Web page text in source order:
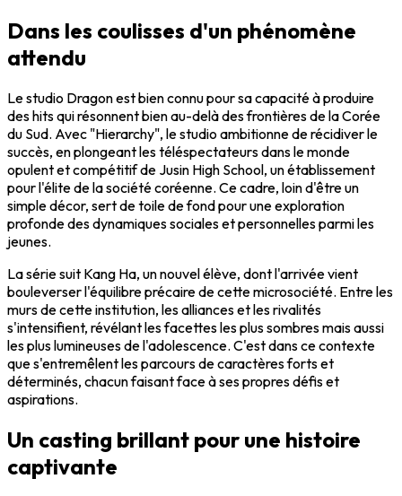
Dans les coulisses d'un phénomène
attendu
Le studio Dragon est bien connu pour sa capacité à produire
des hits qui résonnent bien au-delà des frontières de la Corée
du Sud. Avec "Hierarchy", le studio ambitionne de récidiver le
succès, en plongeant les téléspectateurs dans le monde
opulent et compétitif de Jusin High School, un établissement
pour l'élite de la société coréenne. Ce cadre, loin d'être un
simple décor, sert de toile de fond pour une exploration
profonde des dynamiques sociales et personnelles parmi les
jeunes.
La série suit Kang Ha, un nouvel élève, dont l'arrivée vient
bouleverser l'équilibre précaire de cette microsociété. Entre les
murs de cette institution, les alliances et les rivalités
s'intensifient, révélant les facettes les plus sombres mais aussi
les plus lumineuses de l'adolescence. C'est dans ce contexte
que s'entremêlent les parcours de caractères forts et
déterminés, chacun faisant face à ses propres défis et
aspirations.
Un casting brillant pour une histoire
captivante